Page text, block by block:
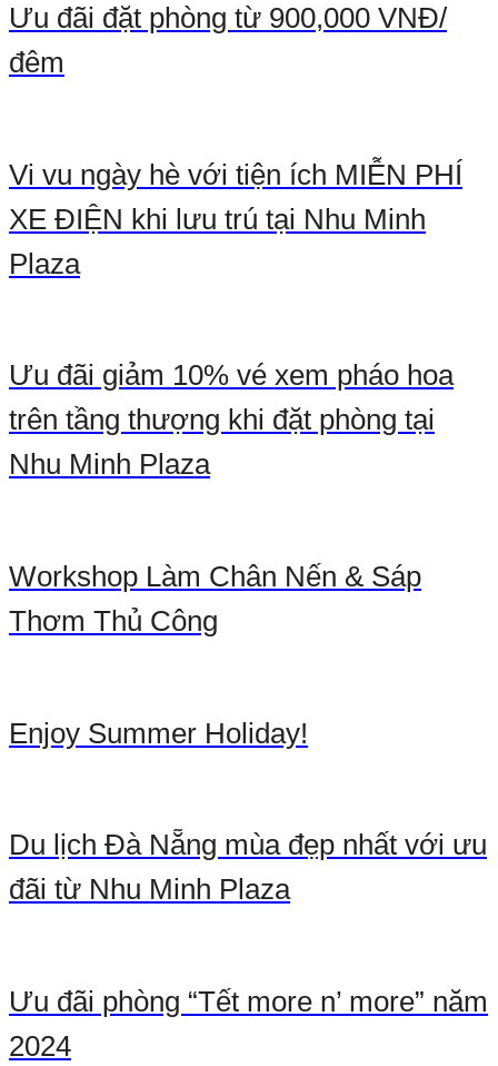
Ưu đãi đặt phòng từ 900,000 VNĐ/
đêm
Vi vu ngày hè với tiện ích MIỄN PHÍ
XE ĐIỆN khi lưu trú tại Nhu Minh
Plaza
Ưu đãi giảm 10% vé xem pháo hoa
trên tầng thượng khi đặt phòng tại
Nhu Minh Plaza
Workshop Làm Chân Nến & Sáp
Thơm Thủ Công
Enjoy Summer Holiday!
Du lịch Đà Nẵng mùa đẹp nhất với ưu
đãi từ Nhu Minh Plaza
Ưu đãi phòng “Tết more n’ more” năm
2024